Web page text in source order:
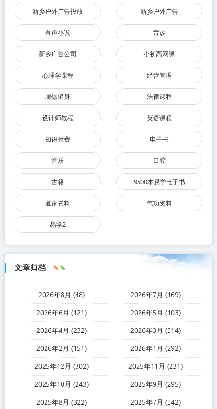
新乡户外广告投放 新乡户外广告
有声小说 舌诊
新乡广告公司 小初高网课
心理学课程 经营管理
瑜伽健身 法律课程
设计师教程 英语课程
知识付费 电子书
音乐 口腔
古籍 9500本易学电子书
道家资料 气功资料
易学2
文章归档
2026年8月 (48)
2026年7月 (169)
2026年6月 (121)
2026年5月 (103)
2026年4月 (232)
2026年3月 (314)
2026年2月 (151)
2026年1月 (292)
2025年12月 (302)
2025年11月 (231)
2025年10月 (243)
2025年9月 (295)
2025年8月 (322)
2025年7月 (342)